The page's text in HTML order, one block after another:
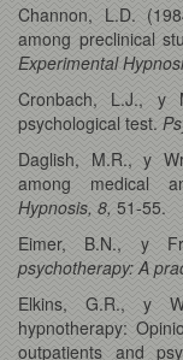
Channon, L.D.
among preclinical
Experimental
Cronbach, L.J., y
psychological test.
Daglish, M.R., y
among medical
Hypnosis, 8, 51-55.
Eimer, B.N., y
psychotherapy: A
Elkins, G.R., y
hypnotherapy:
outpatients and